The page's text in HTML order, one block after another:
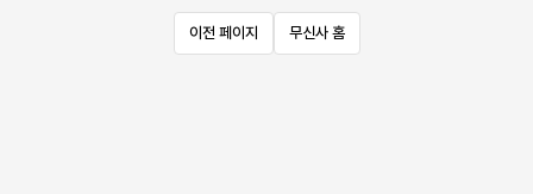
이전 페이지 무신사 홈